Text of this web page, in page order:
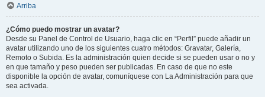
Arriba
¿Cómo puedo mostrar un avatar?
Desde su Panel de Control de Usuario, haga clic en “Perfil” puede añadir un
avatar utilizando uno de los siguientes cuatro métodos: Gravatar, Galería,
Remoto o Subida. Es la administración quien decide si se pueden usar o no y
en que tamaño y peso pueden ser publicadas. En caso de que no este
disponible la opción de avatar, comuníquese con La Administración para que
sea activada.